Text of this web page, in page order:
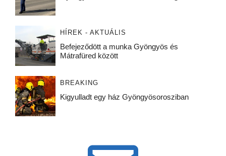
HÍREK - AKTUÁLIS
Befejeződött a munka Gyöngyös és
Mátrafüred között
BREAKING
Kigyulladt egy ház Gyöngyösorosziban